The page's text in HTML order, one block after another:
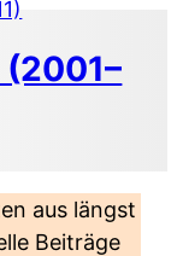
aus längst
Beiträge